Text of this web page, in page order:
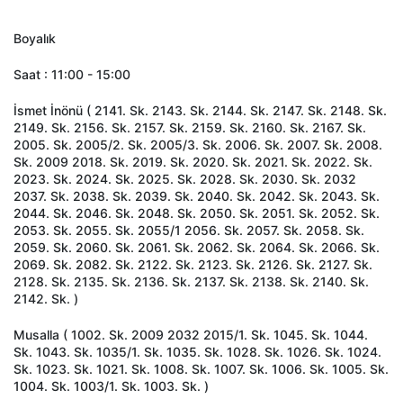
Boyalık
Saat : 11:00 - 15:00
İsmet İnönü ( 2141. Sk. 2143. Sk. 2144. Sk. 2147. Sk. 2148. Sk.
2149. Sk. 2156. Sk. 2157. Sk. 2159. Sk. 2160. Sk. 2167. Sk.
2005. Sk. 2005/2. Sk. 2005/3. Sk. 2006. Sk. 2007. Sk. 2008.
Sk. 2009 2018. Sk. 2019. Sk. 2020. Sk. 2021. Sk. 2022. Sk.
2023. Sk. 2024. Sk. 2025. Sk. 2028. Sk. 2030. Sk. 2032
2037. Sk. 2038. Sk. 2039. Sk. 2040. Sk. 2042. Sk. 2043. Sk.
2044. Sk. 2046. Sk. 2048. Sk. 2050. Sk. 2051. Sk. 2052. Sk.
2053. Sk. 2055. Sk. 2055/1 2056. Sk. 2057. Sk. 2058. Sk.
2059. Sk. 2060. Sk. 2061. Sk. 2062. Sk. 2064. Sk. 2066. Sk.
2069. Sk. 2082. Sk. 2122. Sk. 2123. Sk. 2126. Sk. 2127. Sk.
2128. Sk. 2135. Sk. 2136. Sk. 2137. Sk. 2138. Sk. 2140. Sk.
2142. Sk. )
Musalla ( 1002. Sk. 2009 2032 2015/1. Sk. 1045. Sk. 1044.
Sk. 1043. Sk. 1035/1. Sk. 1035. Sk. 1028. Sk. 1026. Sk. 1024.
Sk. 1023. Sk. 1021. Sk. 1008. Sk. 1007. Sk. 1006. Sk. 1005. Sk.
1004. Sk. 1003/1. Sk. 1003. Sk. )